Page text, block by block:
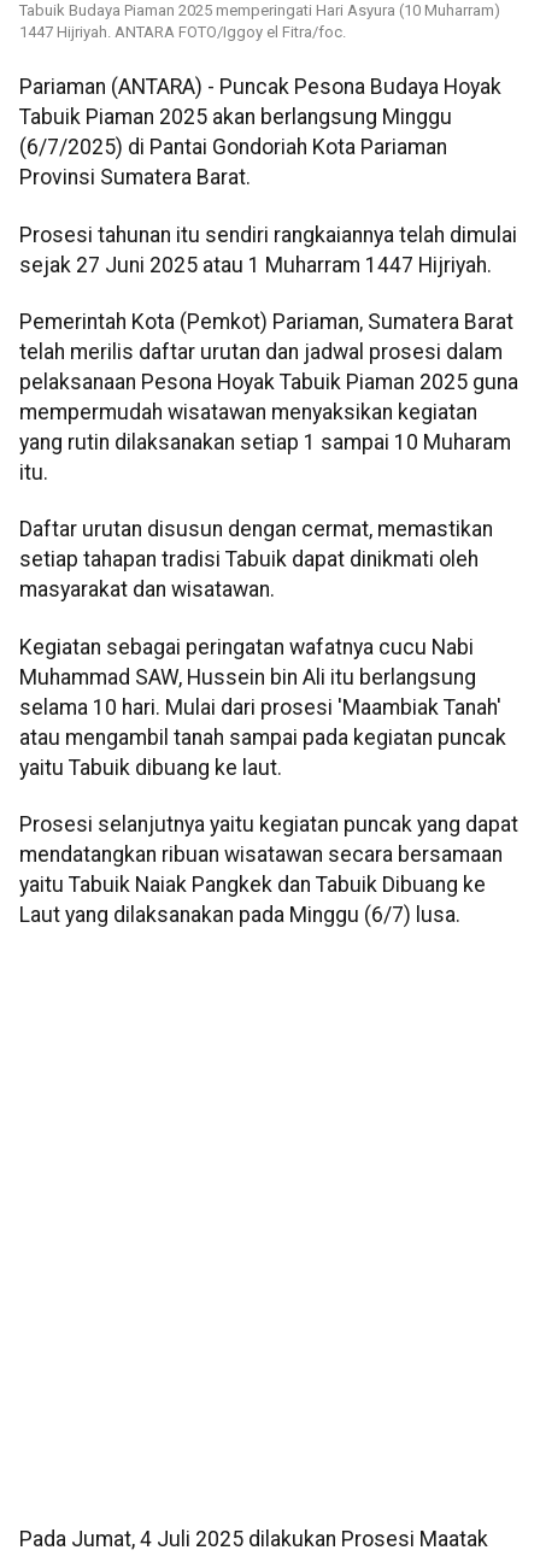
Tabuik Budaya Piaman 2025 memperingati Hari Asyura (10 Muharram)
1447 Hijriyah. ANTARA FOTO/Iggoy el Fitra/foc.
Pariaman (ANTARA) - Puncak Pesona Budaya Hoyak
Tabuik Piaman 2025 akan berlangsung Minggu
(6/7/2025) di Pantai Gondoriah Kota Pariaman
Provinsi Sumatera Barat.
Prosesi tahunan itu sendiri rangkaiannya telah dimulai
sejak 27 Juni 2025 atau 1 Muharram 1447 Hijriyah.
Pemerintah Kota (Pemkot) Pariaman, Sumatera Barat
telah merilis daftar urutan dan jadwal prosesi dalam
pelaksanaan Pesona Hoyak Tabuik Piaman 2025 guna
mempermudah wisatawan menyaksikan kegiatan
yang rutin dilaksanakan setiap 1 sampai 10 Muharam
itu.
Daftar urutan disusun dengan cermat, memastikan
setiap tahapan tradisi Tabuik dapat dinikmati oleh
masyarakat dan wisatawan.
Kegiatan sebagai peringatan wafatnya cucu Nabi
Muhammad SAW, Hussein bin Ali itu berlangsung
selama 10 hari. Mulai dari prosesi 'Maambiak Tanah'
atau mengambil tanah sampai pada kegiatan puncak
yaitu Tabuik dibuang ke laut.
Prosesi selanjutnya yaitu kegiatan puncak yang dapat
mendatangkan ribuan wisatawan secara bersamaan
yaitu Tabuik Naiak Pangkek dan Tabuik Dibuang ke
Laut yang dilaksanakan pada Minggu (6/7) lusa.
Pada Jumat, 4 Juli 2025 dilakukan Prosesi Maatak